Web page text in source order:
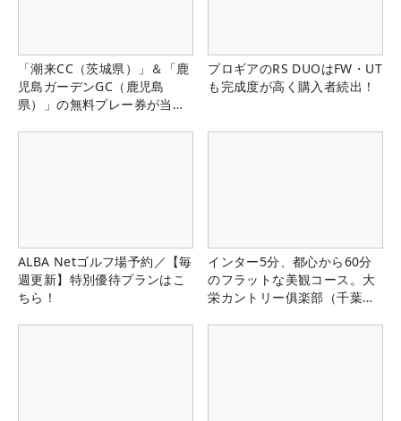
「潮来CC（茨城県）」＆「鹿
児島ガーデンGC（鹿児島
県）」の無料プレー券が当た
プロギアのRS DUOはFW・UT
も完成度が高く購入者続出！
ALBA Netゴルフ場予約／【毎
週更新】特別優待プランはこ
ちら！
インター5分、都心から60分
のフラットな美観コース。大
栄カントリー俱楽部（千葉